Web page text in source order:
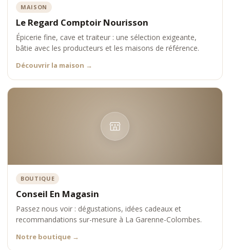
MAISON
Le Regard Comptoir Nourisson
Épicerie fine, cave et traiteur : une sélection exigeante,
bâtie avec les producteurs et les maisons de référence.
Découvrir la maison →
BOUTIQUE
Conseil En Magasin
Passez nous voir : dégustations, idées cadeaux et
recommandations sur-mesure à La Garenne-Colombes.
Notre boutique →